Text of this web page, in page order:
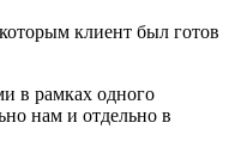
клиент был готов
в рамках одного
нам и отдельно в